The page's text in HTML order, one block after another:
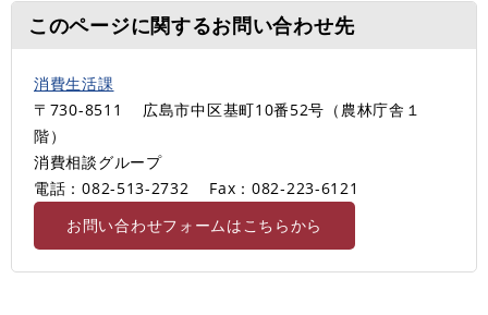
このページに関するお問い合わせ先
消費生活課
〒730-8511
広島市中区基町10番52号（農林庁舎１
階）
消費相談グループ
電話：082-513-2732
Fax：082‐223-6121
お問い合わせフォームはこちらから